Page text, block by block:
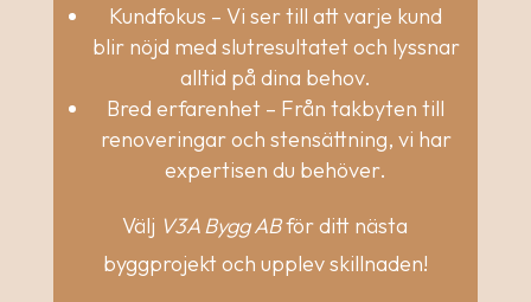
Kundfokus – Vi ser till att varje kund
blir nöjd med slutresultatet och lyssnar
alltid på dina behov.
Bred erfarenhet – Från takbyten till
renoveringar och stensättning, vi har
expertisen du behöver.
Välj V3A Bygg ABför ditt nästa
byggprojekt och upplev skillnaden!